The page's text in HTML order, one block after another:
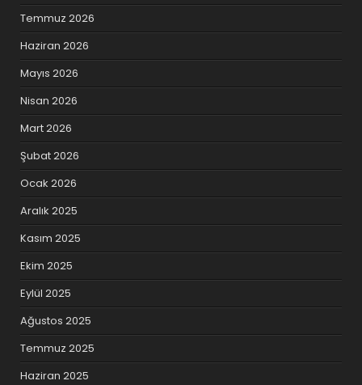
Temmuz 2026
Haziran 2026
Mayıs 2026
Nisan 2026
Mart 2026
Şubat 2026
Ocak 2026
Aralık 2025
Kasım 2025
Ekim 2025
Eylül 2025
Ağustos 2025
Temmuz 2025
Haziran 2025